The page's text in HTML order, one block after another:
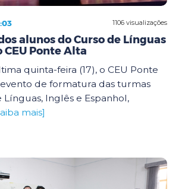
1106 visualizações
alunos do Curso de Línguas
CEU Ponte Alta
quinta-feira (17), o CEU Ponte
de formatura das turmas
Línguas, Inglês e Espanhol,
mais]